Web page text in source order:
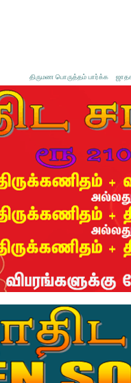
திருமண பொருத்தம் பார்க்க